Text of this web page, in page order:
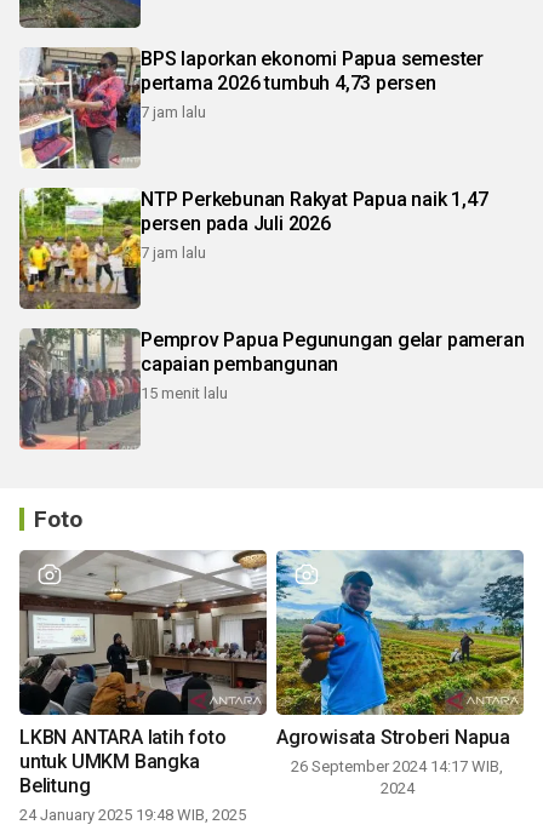
BPS laporkan ekonomi Papua semester
pertama 2026 tumbuh 4,73 persen
7 jam lalu
NTP Perkebunan Rakyat Papua naik 1,47
persen pada Juli 2026
7 jam lalu
Pemprov Papua Pegunungan gelar pameran
capaian pembangunan
15 menit lalu
Foto
LKBN ANTARA latih foto
untuk UMKM Bangka
Belitung
24 January 2025 19:48 WIB, 2025
Agrowisata Stroberi Napua
26 September 2024 14:17 WIB,
2024